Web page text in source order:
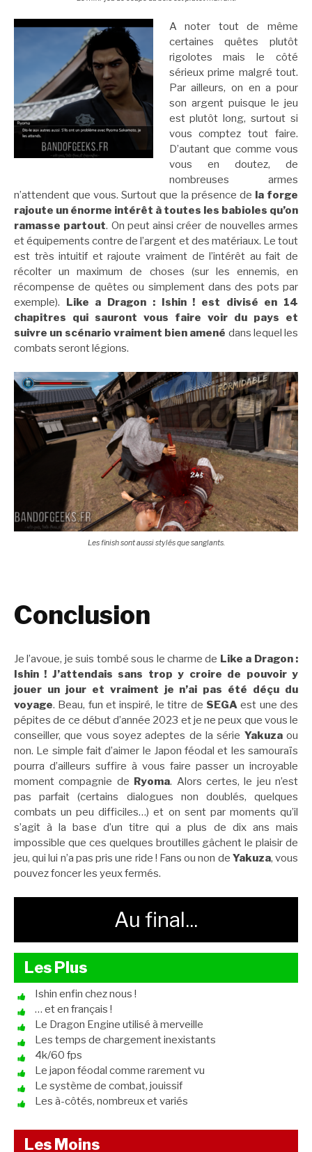
A noter tout de même
certaines quêtes plutôt
rigolotes mais le côté
sérieux prime malgré tout.
Par ailleurs, on en a pour
son argent puisque le jeu
est plutôt long, surtout si
vous comptez tout faire.
D’autant que comme vous
vous en doutez, de
nombreuses armes
n’attendent que vous. Surtout que la présence de la forge
rajoute un énorme intérêt à toutes les babioles qu’on
ramasse partout. On peut ainsi créer de nouvelles armes
et équipements contre de l’argent et des matériaux. Le tout
est très intuitif et rajoute vraiment de l’intérêt au fait de
récolter un maximum de choses (sur les ennemis, en
récompense de quêtes ou simplement dans des pots par
exemple). Like a Dragon : Ishin ! est divisé en 14
chapitres qui sauront vous faire voir du pays et
suivre un scénario vraiment bien amené dans lequel les
combats seront légions.
Les finish sont aussi stylés que sanglants.
Conclusion
Je l’avoue, je suis tombé sous le charme de Like a Dragon :
Ishin ! J’attendais sans trop y croire de pouvoir y
jouer un jour et vraiment je n’ai pas été déçu du
voyage. Beau, fun et inspiré, le titre de SEGAest une des
pépites de ce début d’année 2023 et je ne peux que vous le
conseiller, que vous soyez adeptes de la série Yakuzaou
non. Le simple fait d’aimer le Japon féodal et les samouraïs
pourra d’ailleurs suffire à vous faire passer un incroyable
moment compagnie de Ryoma. Alors certes, le jeu n’est
pas parfait (certains dialogues non doublés, quelques
combats un peu difficiles…) et on sent par moments qu’il
s’agit à la base d’un titre qui a plus de dix ans mais
impossible que ces quelques broutilles gâchent le plaisir de
jeu, qui lui n’a pas pris une ride ! Fans ou non de Yakuza, vous
pouvez foncer les yeux fermés.
Au final...
Les Plus
Ishin enfin chez nous !
… et en français !
Le Dragon Engine utilisé à merveille
Les temps de chargement inexistants
4k/60 fps
Le japon féodal comme rarement vu
Le système de combat, jouissif
Les à-côtés, nombreux et variés
Les Moins